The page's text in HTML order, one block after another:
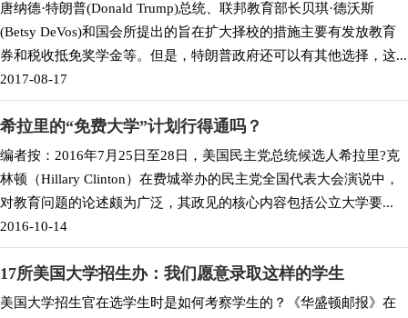
唐纳德·特朗普(Donald Trump)总统、联邦教育部长贝琪·德沃斯
(Betsy DeVos)和国会所提出的旨在扩大择校的措施主要有发放教育
券和税收抵免奖学金等。但是，特朗普政府还可以有其他选择，这...
2017-08-17
希拉里的“免费大学”计划行得通吗？
编者按：2016年7月25日至28日，美国民主党总统候选人希拉里?克
林顿（Hillary Clinton）在费城举办的民主党全国代表大会演说中，
对教育问题的论述颇为广泛，其政见的核心内容包括公立大学要...
2016-10-14
17所美国大学招生办：我们愿意录取这样的学生
美国大学招生官在选学生时是如何考察学生的？《华盛顿邮报》在